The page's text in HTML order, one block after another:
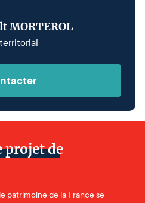
MORTEROL
projet de
patrimoine de la France se